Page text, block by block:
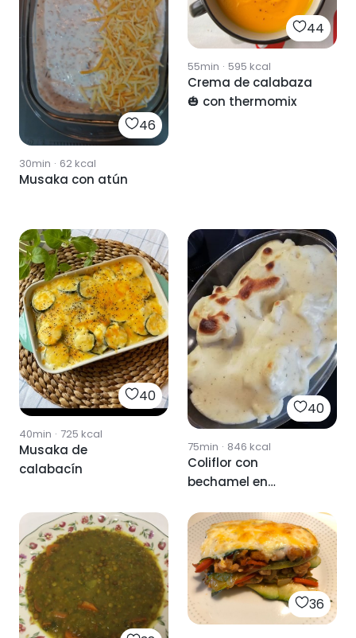
46
30min · 62kcal
Musaka con atún
44
55min · 595 kcal
Crema de calabaza
🎃 con thermomix
40
40min · 725 kcal
Musaka de
calabacín
40
75min · 846 kcal
Coliflor con
bechamel en
36